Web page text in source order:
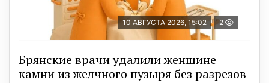
10 АВГУСТА 2026, 15:02 2
Брянские врачи удалили женщине
камни из желчного пузыря без разрезов